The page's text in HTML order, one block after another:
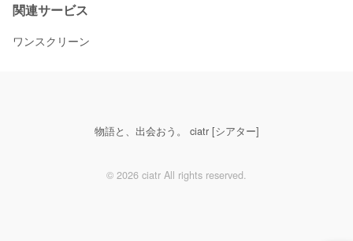
関連サービス
ワンスクリーン
物語と、出会おう。 ciatr [シアター]
© 2026 ciatr All rights reserved.